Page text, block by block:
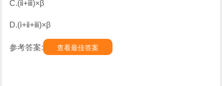
C.(ⅱ+ⅲ)×β
D.(ⅰ+ⅱ+ⅲ)×β
参考答案: 查看最佳答案